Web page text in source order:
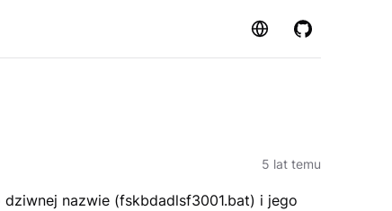
Strona GitHub
5 lat temu
nazwie (fskbdadlsf3001.bat) i jego